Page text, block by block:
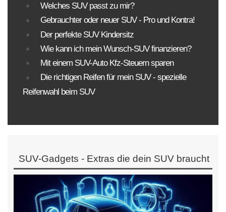
Welches SUV passt zu mir?
Gebrauchter oder neuer SUV - Pro und Kontra!
Der perfekte SUV Kindersitz
Wie kann ich mein Wunsch-SUV finanzieren?
Mit einem SUV-Auto Kfz-Steuern sparen
Die richtigen Reifen für mein SUV - spezielle
Reifenwahl beim SUV
SUV-Gadgets - Extras die dein SUV braucht